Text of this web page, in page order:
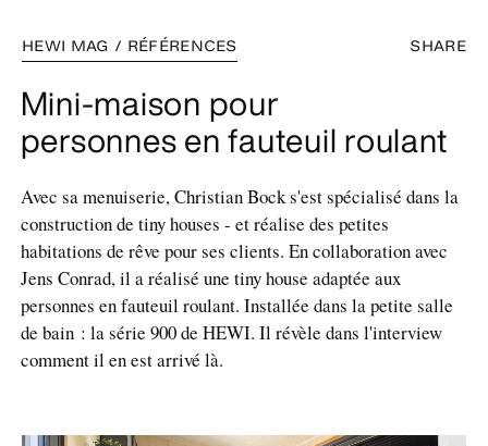
SHARE
HEWI MAG / RÉFÉRENCES
Mini-maison pour
personnes en fauteuil roulant
Avec sa menuiserie, Christian Bock s'est spécialisé dans la
construction de tiny houses - et réalise des petites
habitations de rêve pour ses clients. En collaboration avec
Jens Conrad, il a réalisé une tiny house adaptée aux
personnes en fauteuil roulant. Installée dans la petite salle
de bain : la série 900 de HEWI. Il révèle dans l'interview
comment il en est arrivé là.